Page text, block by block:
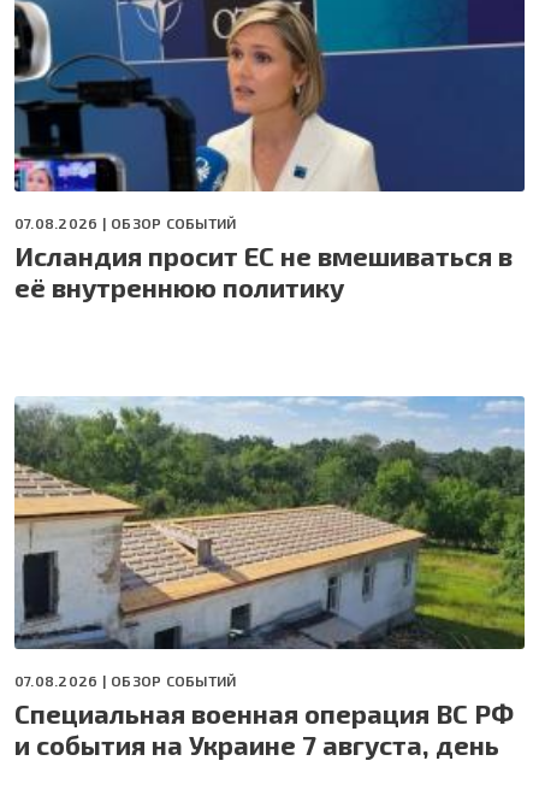
07.08.2026 | ОБЗОР СОБЫТИЙ
Исландия просит ЕС не вмешиваться в
её внутреннюю политику
07.08.2026 | ОБЗОР СОБЫТИЙ
Специальная военная операция ВС РФ
и события на Украине 7 августа, день